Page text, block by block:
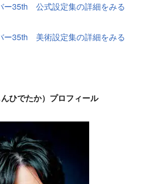
ー35th 公式設定集の詳細をみる
ー35th 美術設定集の詳細をみる
ひでたか）プロフィール